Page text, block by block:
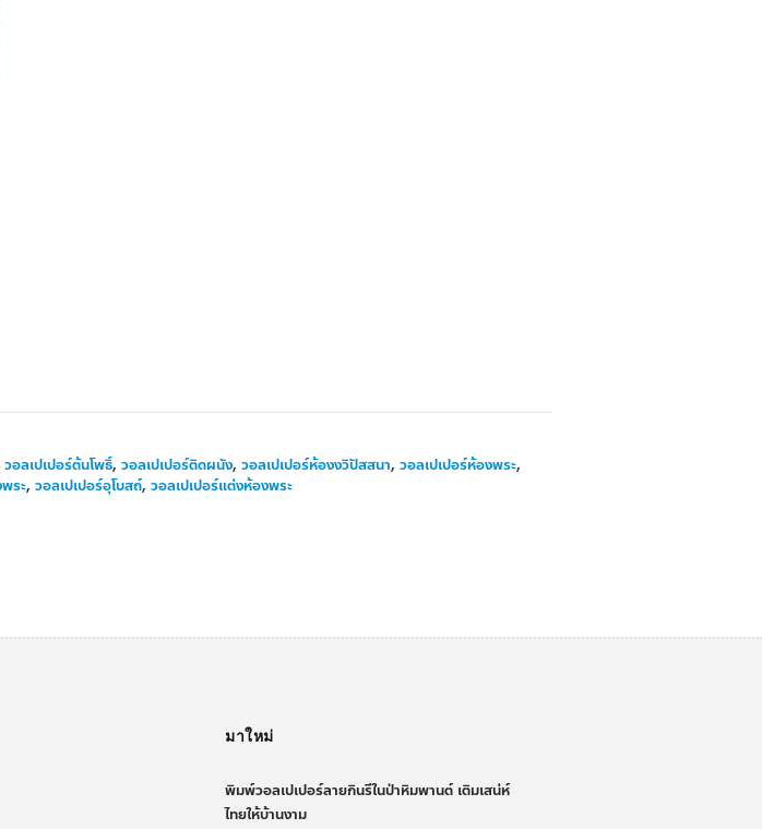
วอลเปเปอร์ต้นโพธิ์, วอลเปเปอร์ติดผนัง, วอลเปเปอร์ห้องงวิปัสสนา, วอลเปเปอร์ห้องพระ,
ระ, วอลเปเปอร์อุโบสถ์, วอลเปเปอร์แต่งห้องพระ
มาใหม่
พิมพ์วอลเปเปอร์ลายกินรีในป่าหิมพานต์ เติมเสน่ห์
ไทยให้บ้านงาม